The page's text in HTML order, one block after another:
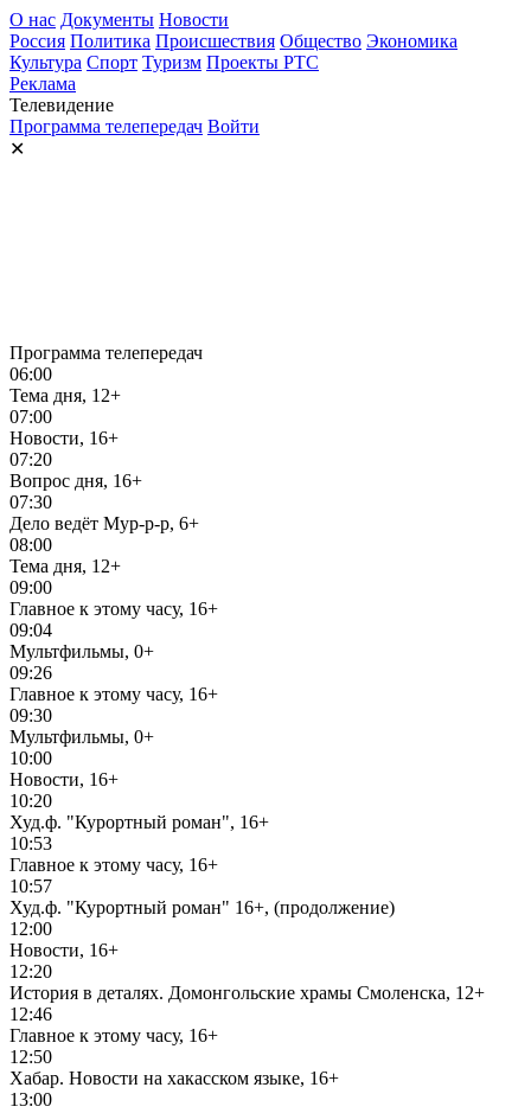
О нас Документы Новости
Россия Политика Происшествия Общество Экономика
Культура Спорт Туризм Проекты РТС
Реклама
Телевидение
Программа телепередач Войти
✕
Программа телепередач
06:00
Тема дня, 12+
07:00
Новости, 16+
07:20
Вопрос дня, 16+
07:30
Дело ведёт Мур-р-р, 6+
08:00
Тема дня, 12+
09:00
Главное к этому часу, 16+
09:04
Мультфильмы, 0+
09:26
Главное к этому часу, 16+
09:30
Мультфильмы, 0+
10:00
Новости, 16+
10:20
Худ.ф. "Курортный роман", 16+
10:53
Главное к этому часу, 16+
10:57
Худ.ф. "Курортный роман" 16+, (продолжение)
12:00
Новости, 16+
12:20
История в деталях. Домонгольские храмы Смоленска, 12+
12:46
Главное к этому часу, 16+
12:50
Хабар. Новости на хакасском языке, 16+
13:00